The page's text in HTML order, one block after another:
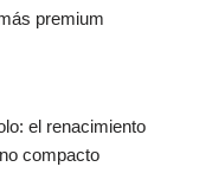
premium
el renacimiento
compacto